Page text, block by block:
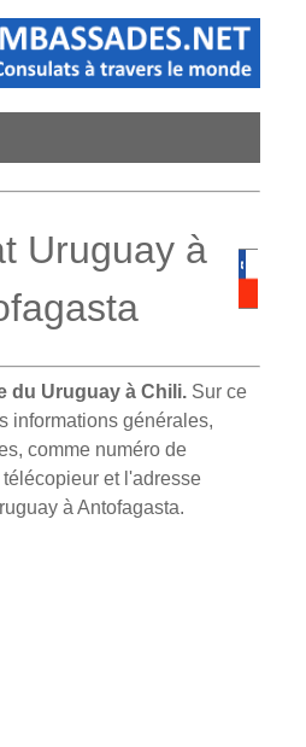
Uruguay à
du Uruguay à Chili. Sur ce
informations générales,
comme numéro de
et l'adresse
à Antofagasta.